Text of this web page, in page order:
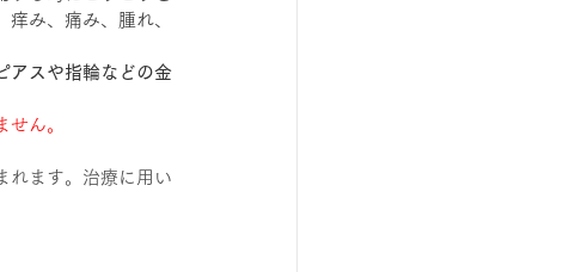
み、痛み、腫れ、
アスや指輪などの金
ん。
れます。治療に用い